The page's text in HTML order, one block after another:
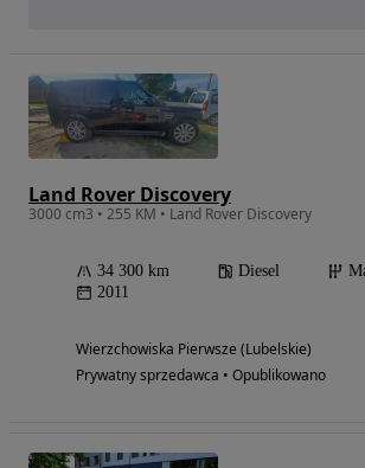
Land Rover Discovery
3000 cm3 • 255 KM • Land Rover Discovery
34 300 km Diesel
2011
Wierzchowiska Pierwsze (Lubelskie)
Prywatny sprzedawca • Opublikowano